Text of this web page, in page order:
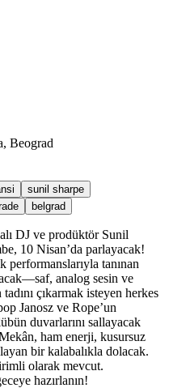
Beograd
sunil sharpe
belgrad
DJ ve prodüktör Sunil
10 Nisan’da parlayacak!
performanslarıyla tanınan
analog sesin ve
çıkarmak isteyen herkes
Janosz ve Rope’un
duvarlarını sallayacak
ham enerji, kusursuz
bir kalabalıkla dolacak.
olarak mevcut.
hazırlanın!